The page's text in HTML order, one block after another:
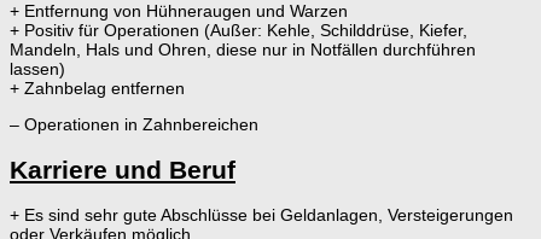
+ Entfernung von Hühneraugen und Warzen
+ Positiv für Operationen (Außer: Kehle, Schilddrüse, Kiefer,
Mandeln, Hals und Ohren, diese nur in Notfällen durchführen
lassen)
+ Zahnbelag entfernen
– Operationen in Zahnbereichen
Karriere und Beruf
+ Es sind sehr gute Abschlüsse bei Geldanlagen, Versteigerungen
oder Verkäufen möglich